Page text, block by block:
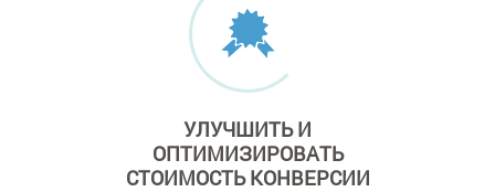
УЛУЧШИТЬИ
ОПТИМИЗИРОВАТЬ
СТОИМОСТЬ КОНВЕРСИИ